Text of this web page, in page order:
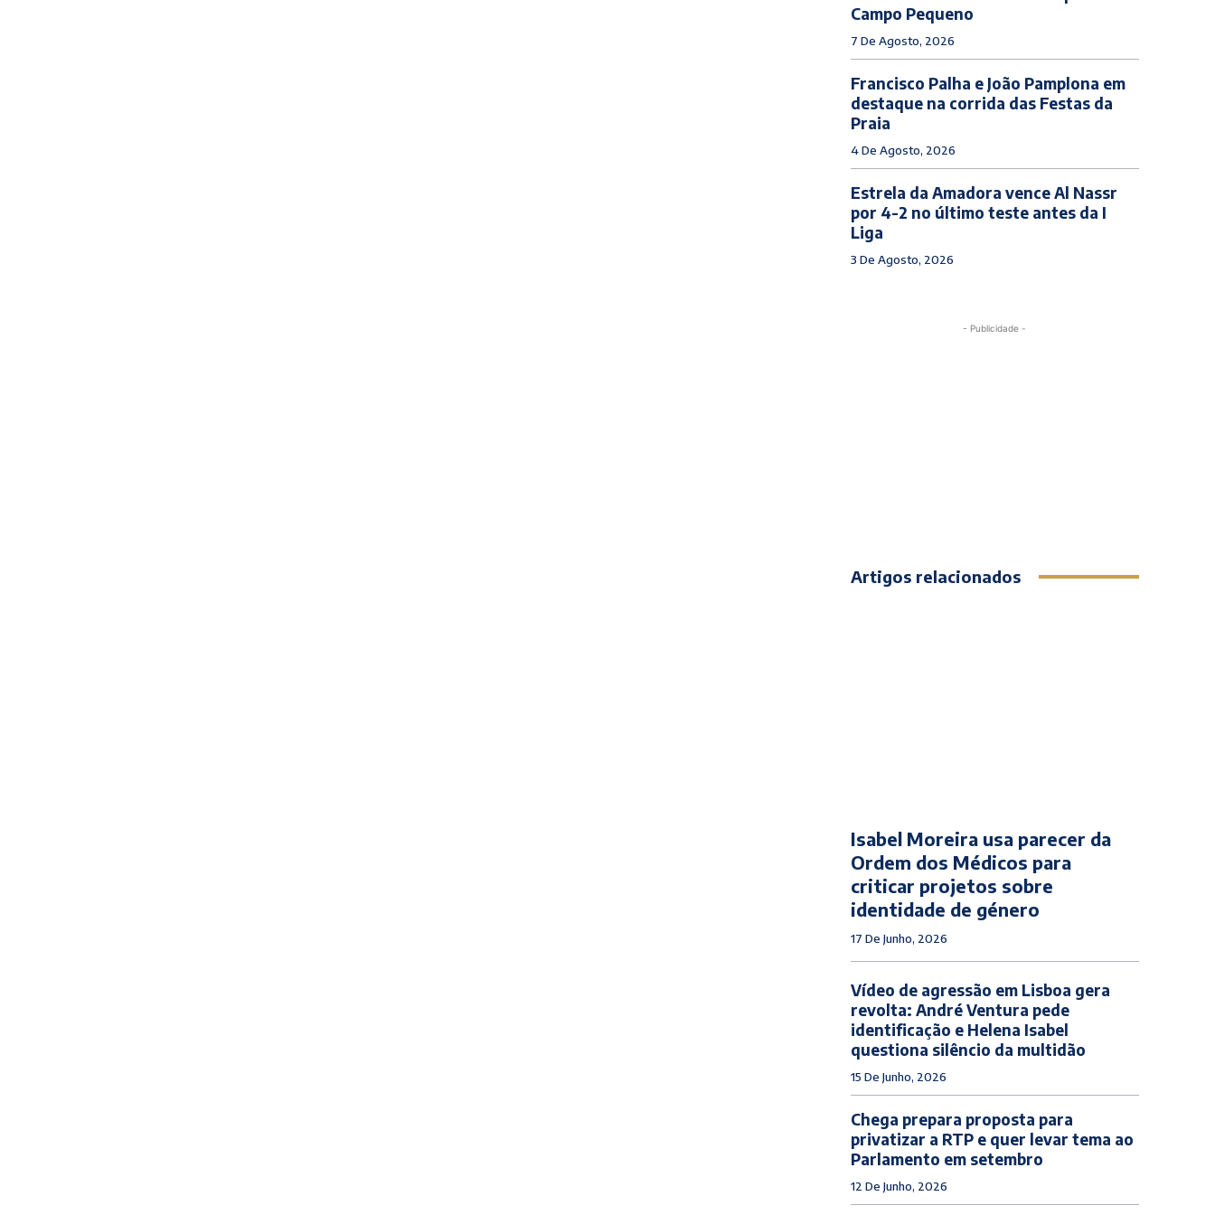
Campo Pequeno
7 De Agosto, 2026
Francisco Palha e João Pamplona em
destaque na corrida das Festas da
Praia
4 De Agosto, 2026
Estrela da Amadora vence Al Nassr
por 4-2 no último teste antes da I
Liga
3 De Agosto, 2026
- Publicidade -
Artigos relacionados
Isabel Moreira usa parecer da
Ordem dos Médicos para
criticar projetos sobre
identidade de género
17 De Junho, 2026
Vídeo de agressão em Lisboa gera
revolta: André Ventura pede
identificação e Helena Isabel
questiona silêncio da multidão
15 De Junho, 2026
Chega prepara proposta para
privatizar a RTP e quer levar tema ao
Parlamento em setembro
12 De Junho, 2026